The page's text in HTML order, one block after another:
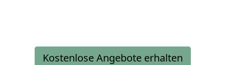
Kostenlose Angebote erhalten